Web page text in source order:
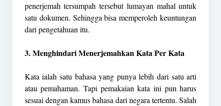
penerjemah tersumpah tersebut lumayan mahal untuk
satu dokumen. Sehingga bisa memperoleh keuntungan
dari pengetahuan itu.
3. Menghindari Menerjemahkan Kata Per Kata
Kata ialah satu bahasa yang punya lebih dari satu arti
atau pemahaman. Tapi pemakaian kata ini pun harus
sesuai dengan kamus bahasa dari negara tertentu. Salah